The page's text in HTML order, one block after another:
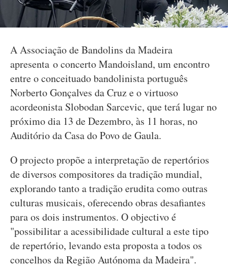
A Associação de Bandolins da Madeira
apresenta o concerto Mandoisland, um encontro
entre o conceituado bandolinista português
Norberto Gonçalves da Cruz e o virtuoso
acordeonista Slobodan Sarcevic, que terá lugar no
próximo dia 13 de Dezembro, às 11 horas, no
Auditório da Casa do Povo de Gaula.
O projecto propõe a interpretação de repertórios
de diversos compositores da tradição mundial,
explorando tanto a tradição erudita como outras
culturas musicais, oferecendo obras desafiantes
para os dois instrumentos. O objectivo é
"possibilitar a acessibilidade cultural a este tipo
de repertório, levando esta proposta a todos os
concelhos da Região Autónoma da Madeira".